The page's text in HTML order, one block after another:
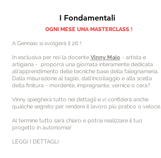
I Fondamentali
OGNI MESE UNA MASTERCLASS !
A Gennaio si svolgerà il 26 !
In esclusiva per noi la docente Vinny Maio- artista e
artigiana - proporrà una giornata interamente dedicata
all'apprendimento delle tecniche base della falegnameria.
Dalla misurazione al taglio, dall'incollaggio e alla scelta
della finitura - mordente, impregnante, vernice o cera?
Vinny spiegherà tutto nei dettagli e vi confiderà anche
qualche segreto per rendere il lavoro più pratico o veloce.
Al termine tutto sarà chiaro e potrai realizzare il tuo
progetto in autonomia!
LEGGI I DETTAGLI